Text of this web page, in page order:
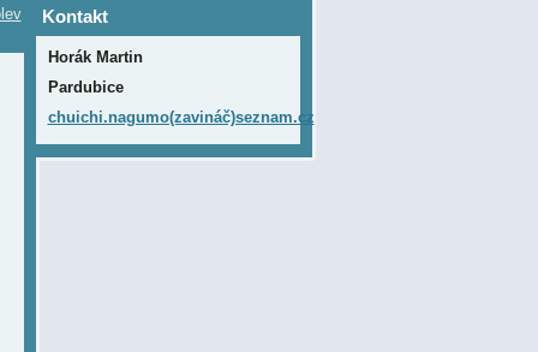
Kontakt
Horák Martin
Pardubice
chuichi.nagumo(zavináč)seznam.cz